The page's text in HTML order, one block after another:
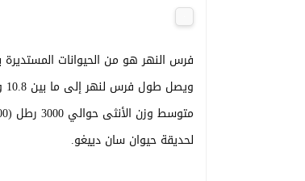
فرس النهر هو من الحيوانات المستديرة
لحديقة حيوان سان دييغو.